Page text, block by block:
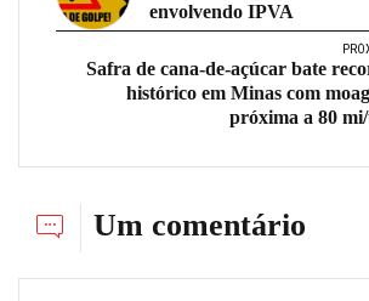
envolvendo IPVA
Safra de cana-de-açúcar bate
histórico em Minas com
próxima a 80
Um comentário